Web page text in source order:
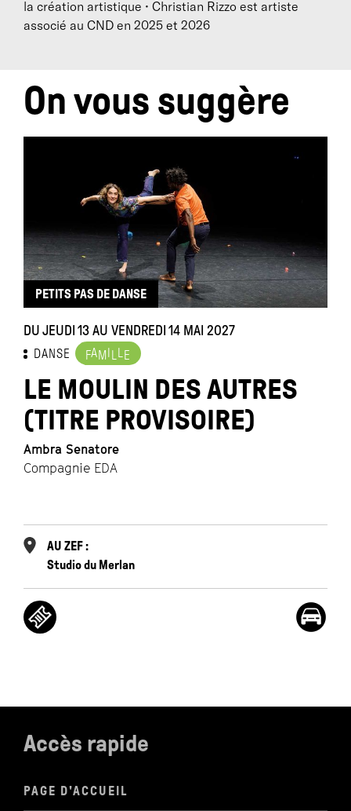
la création artistique • Christian Rizzo est artiste
associé au CND en 2025 et 2026
On vous suggère
PETITS PAS DE DANSE
DU JEUDI 13 AU VENDREDI 14 MAI 2027
DANSE FAM E
LE MOULIN DES AUTRES
(TITRE PROVISOIRE)
Ambra Senatore
Compagnie EDA
AU ZEF :
Studio du Merlan
Accès rapide
PAGE D'ACCUEIL